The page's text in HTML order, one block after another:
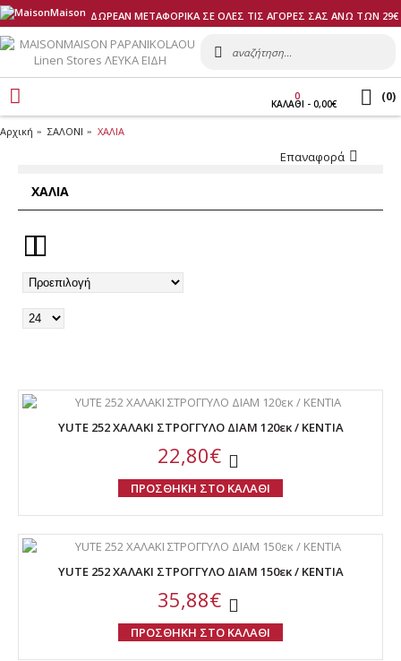
ΔΩΡΕΑΝ ΜΕΤΑΦΟΡΙΚΑ ΣΕ ΟΛΕΣ ΤΙΣ ΑΓΟΡΕΣ ΣΑΣ ΑΝΩ ΤΩΝ 29€
0
ΚΑΛΑΘI - 0,00€ (0)
Αρχική ΣΑΛΟΝΙ ΧΑΛΙΑ
Επαναφορά
ΧΑΛΙΑ
YUTE 252 ΧΑΛΑΚΙ ΣΤΡΟΓΓΥΛΟ ΔΙΑΜ 120εκ / KENTIA
22,80€
ΠΡΟΣΘΗΚΗ ΣΤΟ ΚΑΛΑΘΙ
YUTE 252 ΧΑΛΑΚΙ ΣΤΡΟΓΓΥΛΟ ΔΙΑΜ 150εκ / KENTIA
35,88€
ΠΡΟΣΘΗΚΗ ΣΤΟ ΚΑΛΑΘΙ